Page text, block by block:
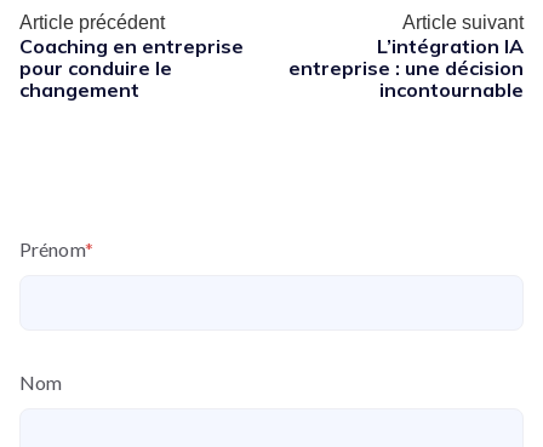
Article précédent
Coaching en entreprise
pour conduire le
changement
Article suivant
L’intégration IA
entreprise : une décision
incontournable
Prénom*
Nom